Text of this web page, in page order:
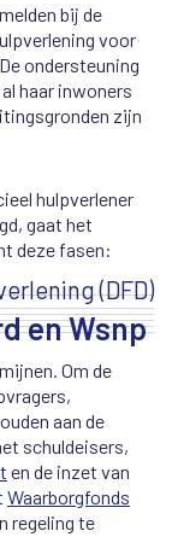
bij de
voor
ondersteuning
haar inwoners
zijn
hulpverlener
gaat het
deze fasen:
(DFD)
en Wsnp
Om de
aan de
schuldeisers,
en de inzet van
Waarborgfonds
regeling te